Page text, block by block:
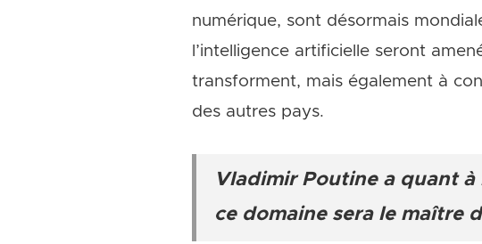
numérique, sont désormais
l’intelligence artificielle seront
transforment, mais également à
des autres pays.
Vladimir Poutine a quant
ce domaine sera le maître